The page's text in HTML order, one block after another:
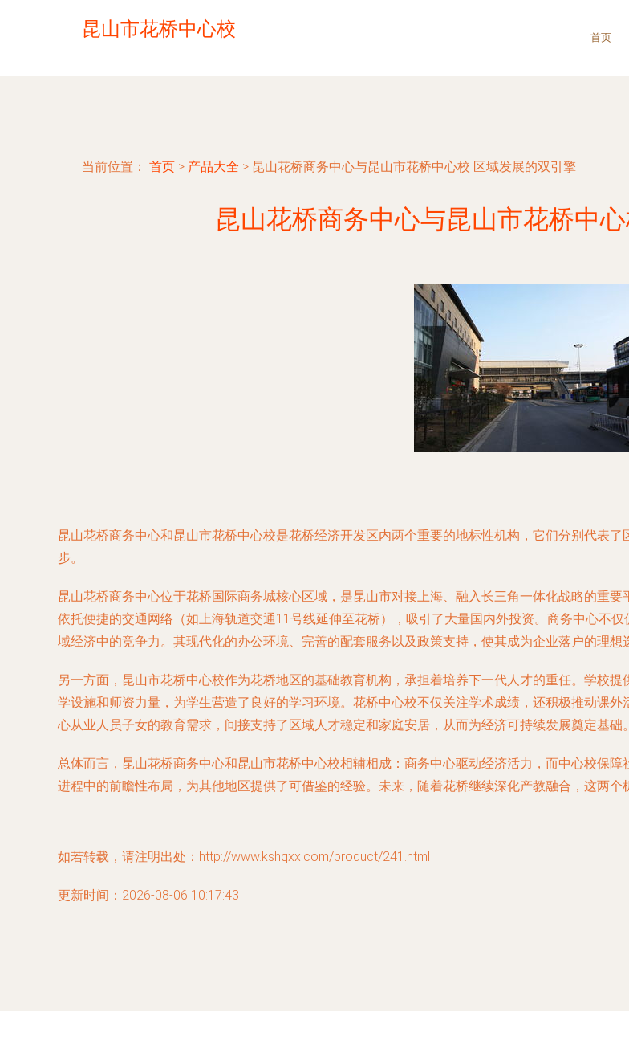
昆山市花桥中心校 首页
当前位置： 首页 > 产品大全 > 昆山花桥商务中心与昆山市花桥中心校 区域发展的双引擎
昆山花桥商务中心与昆山市花桥中
昆山花桥商务中心和昆山市花桥中心校是花桥经济开发区内两个重要的地标性机构，它们分别代表
步。
昆山花桥商务中心位于花桥国际商务城核心区域，是昆山市对接上海、融入长三角一体化战略的重
依托便捷的交通网络（如上海轨道交通11号线延伸至花桥），吸引了大量国内外投资。商务中心不
域经济中的竞争力。其现代化的办公环境、完善的配套服务以及政策支持，使其成为企业落户的理想
另一方面，昆山市花桥中心校作为花桥地区的基础教育机构，承担着培养下一代人才的重任。学校
学设施和师资力量，为学生营造了良好的学习环境。花桥中心校不仅关注学术成绩，还积极推动课
心从业人员子女的教育需求，间接支持了区域人才稳定和家庭安居，从而为经济可持续发展奠定基础。
总体而言，昆山花桥商务中心和昆山市花桥中心校相辅相成：商务中心驱动经济活力，而中心校保
进程中的前瞻性布局，为其他地区提供了可借鉴的经验。未来，随着花桥继续深化产教融合，这两个
如若转载，请注明出处：http://www.kshqxx.com/product/241.html
更新时间：2026-08-06 10:17:43